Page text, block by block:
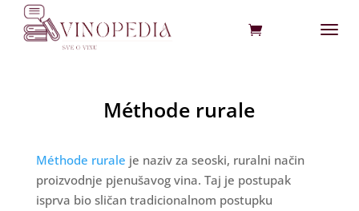
Méthode rurale
Méthode rurale je naziv za seoski, ruralni način
proizvodnje pjenušavog vina. Taj je postupak
isprva bio sličan tradicionalnom postupku